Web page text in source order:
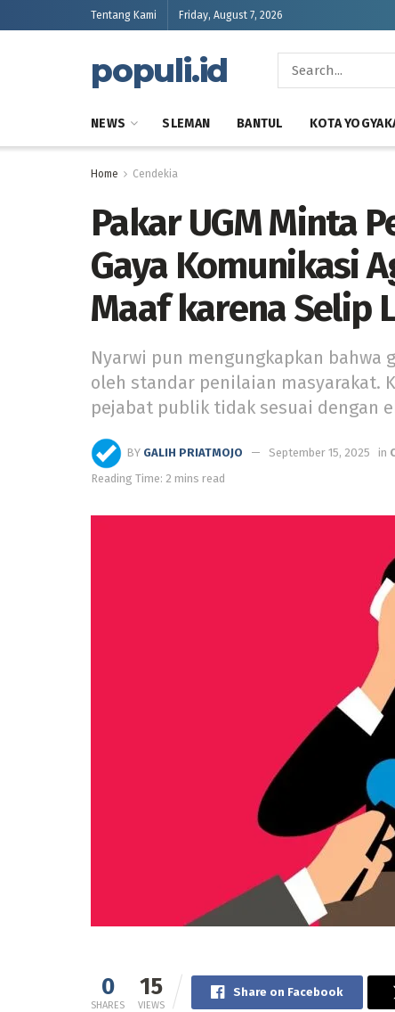
Tentang Kami Friday, August 7, 2026
populi.id
NEWS SLEMAN BANTUL KOTA
Home Cendekia
Pakar UGM Minta
Gaya Komunikasi
Maaf karena Selip
Nyarwi pun mengungkapkan
oleh standar penilaian masyarakat.
pejabat publik tidak sesuai dengan
BY GALIH PRIATMOJO September 15, 2025 in
Reading Time: 2 mins read
0
SHARES
15
VIEWS
Share on Facebook